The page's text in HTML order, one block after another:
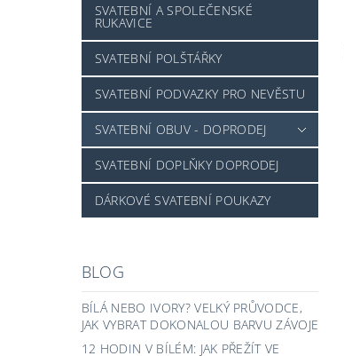
SVATEBNÍ A SPOLEČENSKÉ
RUKAVICE
SVATEBNÍ POLŠTÁŘKY
SVATEBNÍ PODVAZKY PRO NEVĚSTU
SVATEBNÍ OBUV - DOPRODEJ
SVATEBNÍ DOPLŇKY DOPRODEJ
DÁRKOVÉ SVATEBNÍ POUKAZY
BLOG
BÍLÁ NEBO IVORY? VELKÝ PRŮVODCE,
JAK VYBRAT DOKONALOU BARVU ZÁVOJE
12 HODIN V BÍLÉM: JAK PŘEŽÍT VE